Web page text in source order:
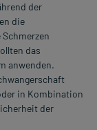
der
die
das
anwenden.
in Kombination
der